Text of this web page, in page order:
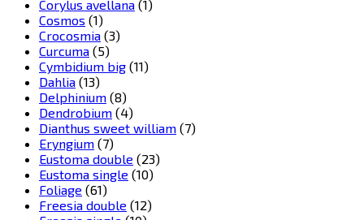
Corylus avellana (1)
Cosmos (1)
Crocosmia (3)
Curcuma (5)
Cymbidium big (11)
Dahlia (13)
Delphinium (8)
Dendrobium (4)
Dianthus sweet william (7)
Eryngium (7)
Eustoma double (23)
Eustoma single (10)
Foliage (61)
Freesia double (12)